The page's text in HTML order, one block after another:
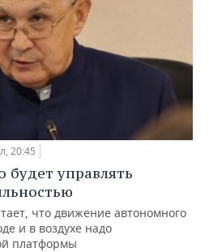
20:45
будет управлять
что движение автономного
и в воздухе надо
платформы